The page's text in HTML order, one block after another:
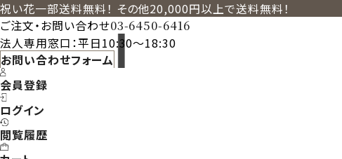
祝い花一部送料無料！ その他20,000円以上で送料無料！
ご注文・お問い合わせ03-6450-6416
法人専用窓口：平日10:30～18:30
お問い合わせフォーム
会員登録
ログイン
閲覧履歴